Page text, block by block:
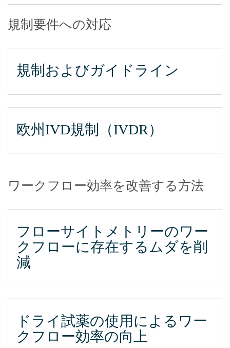
規制要件への対応
規制およびガイドライン
欧州IVD規制（IVDR）
ワークフロー効率を改善する方法
フローサイトメトリーのワー
クフローに存在するムダを削
減
ドライ試薬の使用によるワー
クフロー効率の向上